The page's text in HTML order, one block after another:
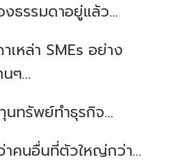
งธรรมดาอยู่แล้ว...
เหล่า SMEs อย่าง
นๆ...
ทรัพย์ทำธุรกิจ...
คนอื่นที่ตัวใหญ่กว่า...